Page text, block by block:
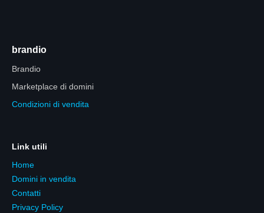
brandio
Brandio
Marketplace di domini
Condizioni di vendita
Link utili
Home
Domini in vendita
Contatti
Privacy Policy